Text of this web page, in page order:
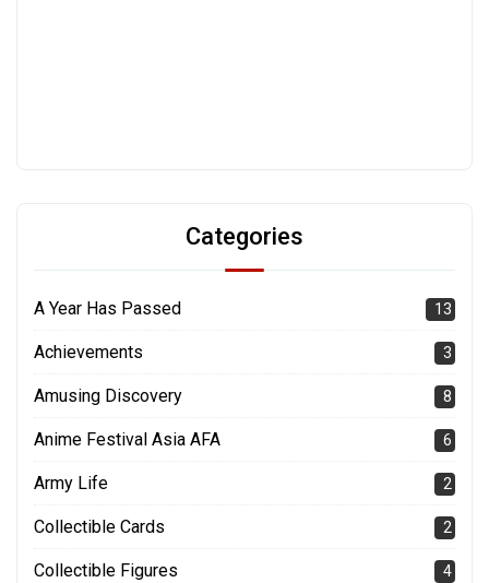
Categories
A Year Has Passed 13
Achievements 3
Amusing Discovery 8
Anime Festival Asia AFA 6
Army Life 2
Collectible Cards 2
Collectible Figures 4